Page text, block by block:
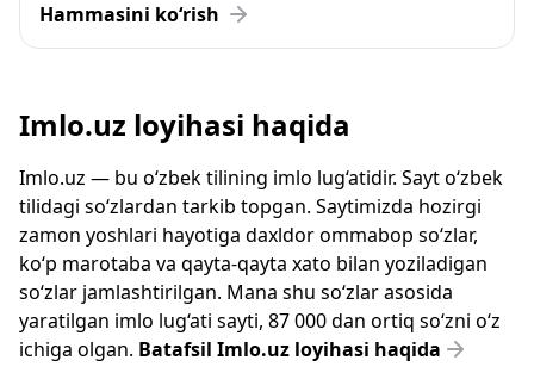
Hammasini ko‘rish
Imlo.uz loyihasi haqida
Imlo.uz — bu o‘zbek tilining imlo lug‘atidir. Sayt o‘zbek
tilidagi so‘zlardan tarkib topgan. Saytimizda hozirgi
zamon yoshlari hayotiga daxldor ommabop so‘zlar,
ko‘p marotaba va qayta-qayta xato bilan yoziladigan
so‘zlar jamlashtirilgan. Mana shu so‘zlar asosida
yaratilgan imlo lug‘ati sayti, 87 000 dan ortiq so‘zni o‘z
ichiga olgan. Batafsil Imlo.uz loyihasi haqida